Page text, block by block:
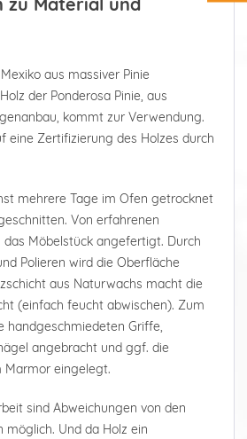
aus massiver Pinie
der Ponderosa Pinie, aus
kommt zur Verwendung.
eine Zertifizierung des Holzes durch
mehrere Tage im Ofen getrocknet
Von erfahrenen
das Möbelstück angefertigt. Durch
Polieren wird die Oberfläche
aus Naturwachs macht die
(einfach feucht abwischen). Zum
handgeschmiedeten Griffe,
angebracht und ggf. die
Marmor eingelegt.
sind Abweichungen von den
Und da Holz ein